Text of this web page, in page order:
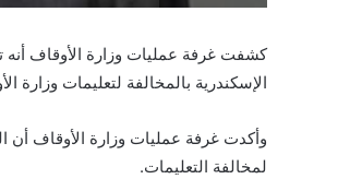
الإسكندرية بالمخالفة لتعليمات
وأكدت غرفة عمليات وزارة الأوقاف أن
لمخالفة التعليمات.